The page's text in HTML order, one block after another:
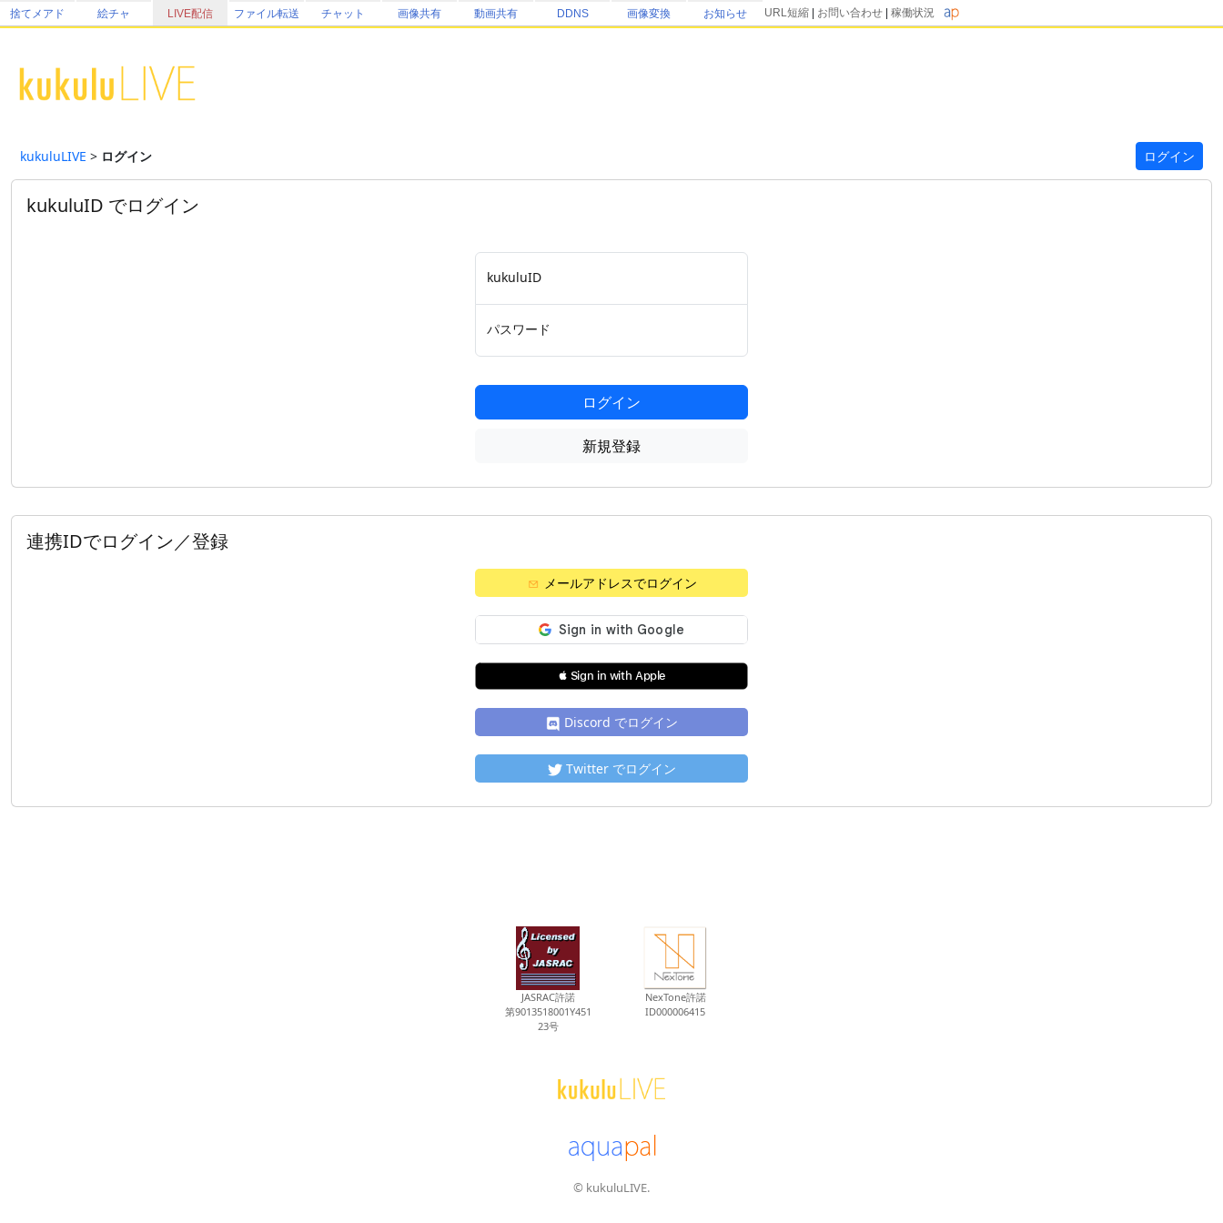
捨てメアド 絵チャ LIVE配信 ファイル転送 チャット 画像共有 動画共有 DDNS 画像変換 お知らせ URL短縮 お問い合わせ 稼働状況
kukuluLIVE > ログイン ログイン
kukuluID でログイン
kukuluID
パスワード
ログイン
新規登録
連携IDでログイン／登録
メールアドレスでログイン
 Sign in with Apple
Discord でログイン
Twitter でログイン
JASRAC許諾
第9013518001Y451
23号
NexTone許諾
ID000006415
© kukuluLIVE.